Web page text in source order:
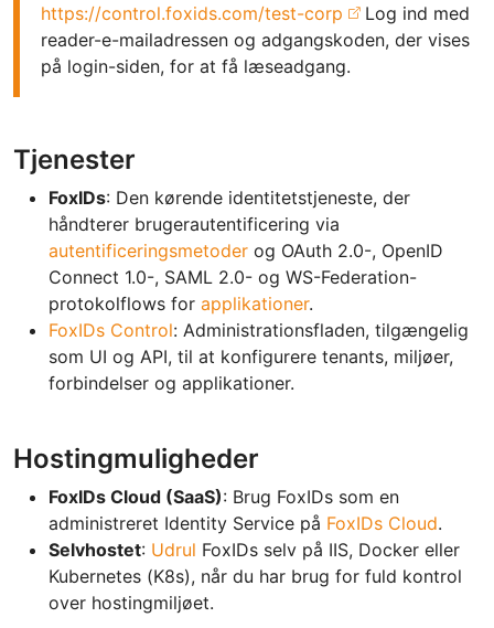
https://control.foxids.com/test-corp
Log ind med
reader-e-mailadressen og adgangskoden, der vises
på login-siden, for at få læseadgang.
Tjenester
FoxIDs: Den kørende identitetstjeneste, der
håndterer brugerautentificering via
autentificeringsmetoder og OAuth 2.0-, OpenID
Connect 1.0-, SAML 2.0- og WS-Federation-
protokolflows for applikationer.
FoxIDs Control: Administrationsfladen, tilgængelig
som UI og API, til at konfigurere tenants, miljøer,
forbindelser og applikationer.
Hostingmuligheder
FoxIDs Cloud (SaaS): Brug FoxIDs som en
administreret Identity Service på FoxIDs Cloud.
Selvhostet: Udrul FoxIDs selv på IIS, Docker eller
Kubernetes (K8s), når du har brug for fuld kontrol
over hostingmiljøet.